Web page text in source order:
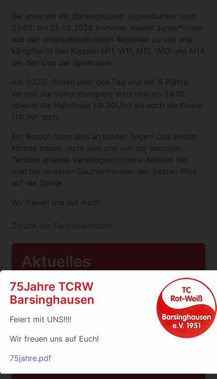
75Jahre TCRW
Barsinghausen
Feiert mit UNS!!!!
Wir freuen uns auf Euch!
75jahre.pdf
Bei unserem 49. Barsinghäuser Jugendturnier vom
23.05. bis 25.05.2026 kommen wieder Junior*innen
aus den unterschiedlichsten Regionen zu uns und
kämpfen in den Klassen M11, W11, M12, W12 und M14
um den Cup der Sparkasse.
Am 23.05. finden über den Tag und auf 8 Plätze
verteilt die Vorrundenspiele statt und am 24.05.
sowohl die Halbfinale (10.30Uhr) als auch die Finale
(14Uhr) statt.
Ein Besuch lohnt sich an beiden Tagen! Das Wetter
könnte besser nicht sein und von der sonnigen
Terasse unseres Vereinsgastronoms Antonio hat
man bei leckeren Gaumenfreuden den besten Blick
auf die Spiele.
Wir freuen uns auf euch!
Zurück zur Terminübersicht
Aktuelles
Sommersaison der Junioren
Die Sommersaison der Junioren neigt sich dem
Ende entgegen und die Staffelsieger stehen
Weiter…